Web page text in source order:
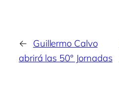
← Guillermo Calvo
abrirá las 50° Jornadas